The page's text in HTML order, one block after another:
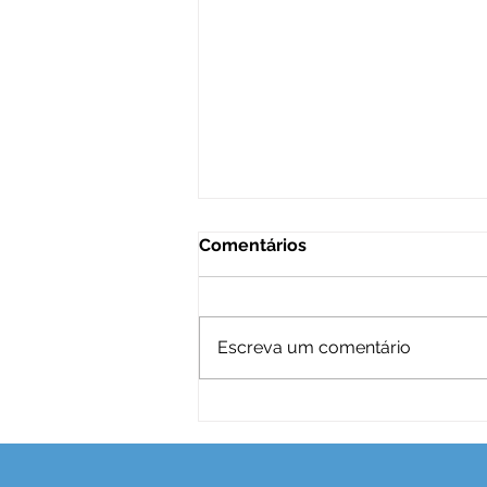
Comentários
Escreva um comentário